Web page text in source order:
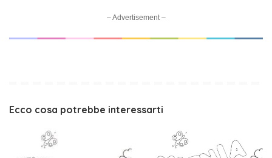
– Advertisement –
Ecco cosa potrebbe interessarti